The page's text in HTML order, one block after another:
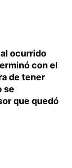
ocurrido
con el
de tener
se
que quedó